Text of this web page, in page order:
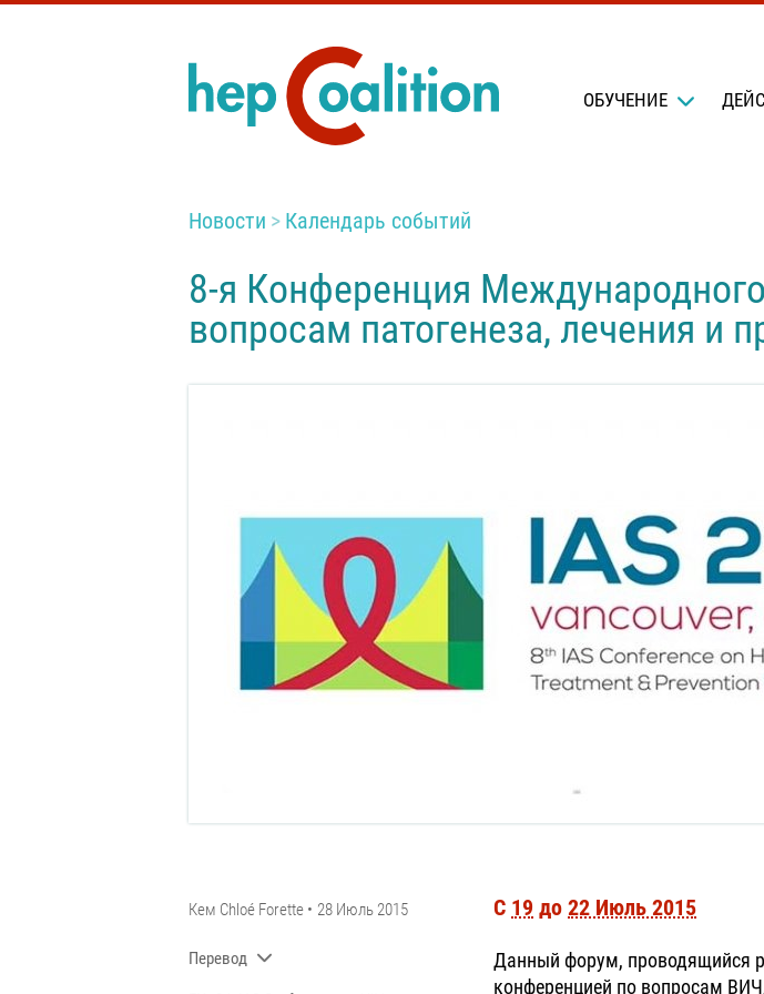
OБУЧЕНИЕ
Новости Календарь событий
8-я Конференция
вопросам патогенеза, лечения и
Кем Chloé Forette 28 Июль 2015
Перевод
С 19 до 22 Июль 2015
Данный форум, проводящийся
конференцией по вопросам